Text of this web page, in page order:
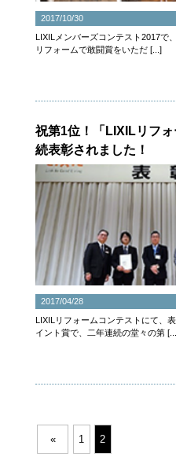
2017/10/30
LIXILメンバーズコンテスト2017で
リフォームで敢闘賞をいただ [...]
祝第1位！「LIXILリフ
続表彰されました！
2017/04/28
LIXILリフォームコンテストにて、
イント賞で、二年連続の堂々の第
« 1 2